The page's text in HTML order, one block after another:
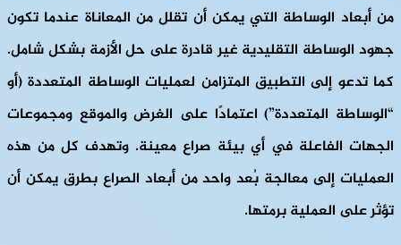
من أبعاد الوساطة التي يمكن أن تقلل من المعاناة عندما تكون
جهود الوساطة التقليدية غير قادرة على حل الأزمة بشكل شامل.
كما تدعو إلى التطبيق المتزامن لعمليات الوساطة المتعددة (أو
“الوساطة المتعددة”) اعتمادًا على الغرض والموقع ومجموعات
الجهات الفاعلة في أي بيئة صراع معينة. وتهدف كل من هذه
العمليات إلى معالجة بُعد واحد من أبعاد الصراع بطرق يمكن أن
تؤثر على العملية برمتها.